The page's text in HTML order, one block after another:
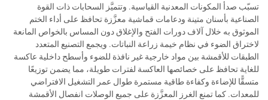
تسبّب صدأ المكونات المعدنية القياسية. وتتميَّز السحابات ذات القوة
الصناعية بأسنان متينة ودعامات قماشية معزَّزة تحافظ على أداء الختم
الموثوق به خلال آلاف دورات الفتح والإغلاق دون المساس بالخواص المانعة
لاختراق الضوء في نظام خيمة زراعة النباتات. ويجمع التصنيع المتعدد
الطبقات للأقمشة بين مواد خارجية غير نافذة للضوء وأسطح داخلية عاكسة
للغاية تحافظ على خصائصها العاكسة لفترات طويلة، مما يضمن توزيعًا
متسقًّا للإضاءة وكفاءة طاقية مستمرة طوال عمر التشغيل الافتراضي
للمعدات. كما تمنع الغرز المعزَّزة على جميع الوصلات انفصال الأقمشة